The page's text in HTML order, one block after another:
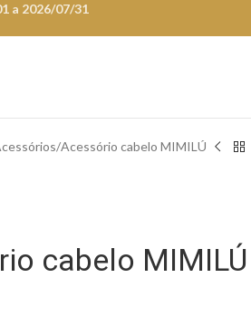
a 2026/07/31
Acessório cabelo MIMILÚ
cabelo MIMILÚ